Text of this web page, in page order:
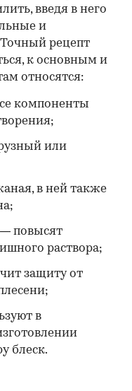
введя в него
и
рецепт
к основным и
относятся:
компоненты
или
в ней также
повысят
раствора;
защиту от
в
блеск.